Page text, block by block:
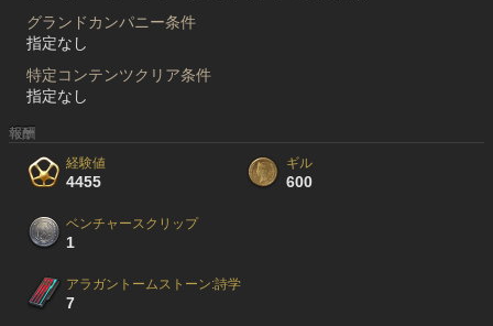
グランドカンパニー条件
指定なし
特定コンテンツクリア条件
指定なし
報酬
経験値
4455
ギル
600
ベンチャースクリップ
1
アラガントームストーン:詩学
7